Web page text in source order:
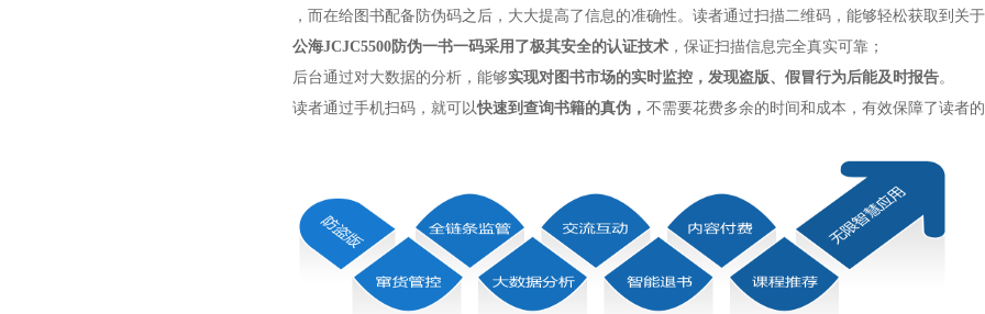
，而在给图书配备防伪码之后，大大提高了信息的准确性。读者通过扫描二维码，能够轻松获取到关
公海JCJC5500防伪一书一码采用了极其安全的认证技术 ，保证扫描信息完全真实可靠；
后台通过对大数据的分析，能够实现对图书市场的实时监控，发现盗版、假冒行为后能及时报告。
读者通过手机扫码，就可以快速到查询书籍的真伪， 不需要花费多余的时间和成本，有效保障了读者